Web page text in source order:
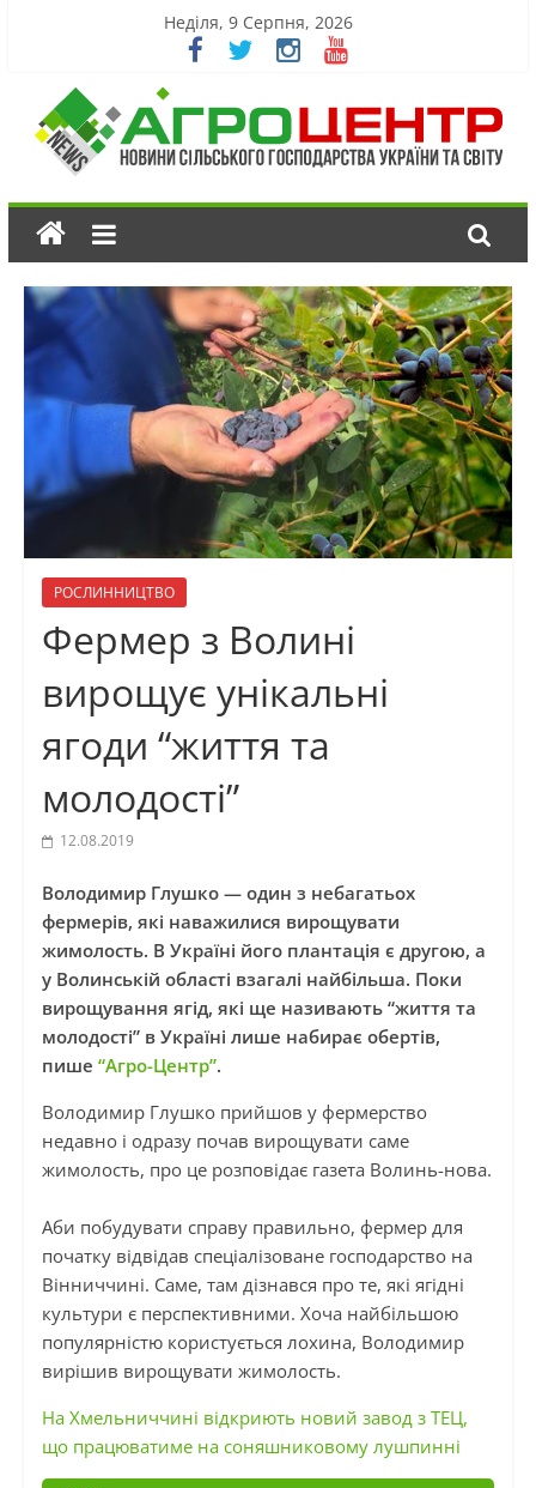
Неділя, 9 Серпня, 2026
РОСЛИННИЦТВО
Фермер з Волині
вирощує унікальні
ягоди “життя та
молодості”
12.08.2019
Володимир Глушко — один з небагатьох
фермерів, які наважилися вирощувати
жимолость. В Україні його плантація є другою, а
у Волинській області взагалі найбільша. Поки
вирощування ягід, які ще називають “життя та
молодості” в Україні лише набирає обертів,
пише “Агро-Центр”.
Володимир Глушко прийшов у фермерство
недавно і одразу почав вирощувати саме
жимолость, про це розповідає газета Волинь-нова.
Аби побудувати справу правильно, фермер для
початку відвідав спеціалізоване господарство на
Вінниччині. Саме, там дізнався про те, які ягідні
культури є перспективними. Хоча найбільшою
популярністю користується лохина, Володимир
вирішив вирощувати жимолость.
На Хмельниччині відкриють новий завод з ТЕЦ,
що працюватиме на соняшниковому лушпинні